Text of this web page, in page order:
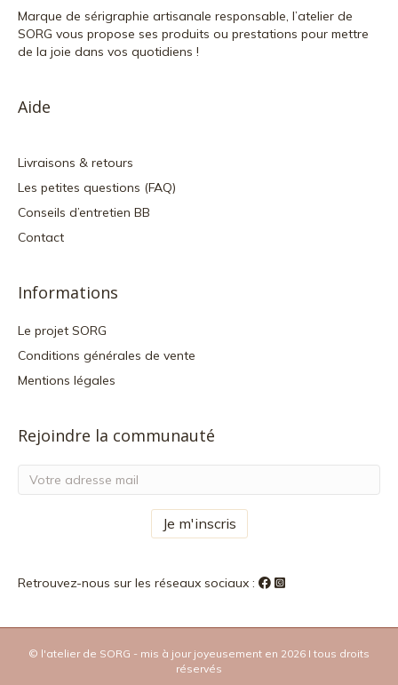
Marque de sérigraphie artisanale responsable, l’atelier de
SORG vous propose ses produits ou prestations pour mettre
de la joie dans vos quotidiens !
Aide
Livraisons & retours
Les petites questions (FAQ)
Conseils d’entretien BB
Contact
Informations
Le projet SORG
Conditions générales de vente
Mentions légales
Rejoindre la communauté
Retrouvez-nous sur les réseaux sociaux :
© l'atelier de SORG - mis à jour joyeusement en 2026 I tous droits
réservés